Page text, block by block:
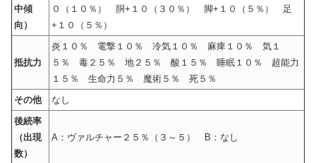
中傾
向）
０（１０％） 胴+１０（３０％） 脚+１０（５％） 足
+１０（５％）
抵抗力
炎１０％ 電撃１０％ 冷気１０％ 麻痺１０％ 気１
５％ 毒２５％ 地２５％ 酸１５％ 睡眠１０％ 超能力
１５％ 生命力５％ 魔術５％ 死５％
その他
なし
後続率
（出現
数）
A：ヴァルチャー２５％（３～５） B：なし